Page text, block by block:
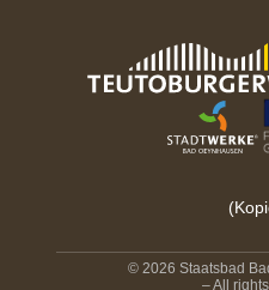
© 2026 Staatsbad
– All